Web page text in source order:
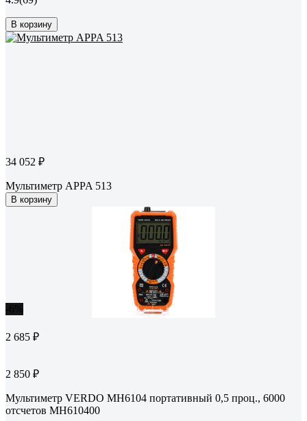
В корзину
34 052 ₽
Мультиметр APPA 513
В корзину
2 685 ₽
2 850 ₽
Мультиметр VERDO MH6104 портативный 0,5 проц., 6000
отсчетов MH610400